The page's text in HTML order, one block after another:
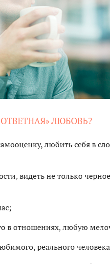
ЛЮБОВЬ?
любить себя в
видеть не только
в отношениях, любую
реального